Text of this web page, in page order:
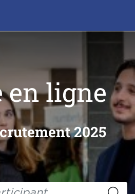
en ligne
2025